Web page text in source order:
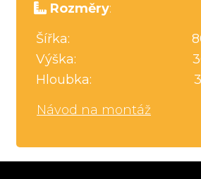
Rozměry:
Šířka:
Výška:
Hloubka:
Návod na montáž